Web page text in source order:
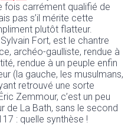
fois carrément qualifié de
pas s’il mérite cette
plutôt flatteur.
Fort, est le chantre
archéo-gaulliste, rendue à
rendue à un peuple enfin
(la gauche, les musulmans,
retrouvé une sorte
Zemmour, c’est un peu
de La Bath, sans le second
: quelle synthèse !